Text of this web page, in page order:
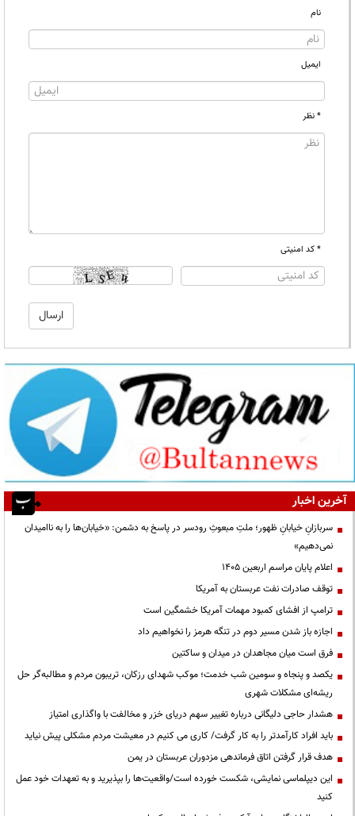
نام
ایمیل
* نظر
* کد امنیتی
آخرین اخبار
سربازانِ خیابانِ ظهور؛ ملتِ مبعوثِ رودسر در پاسخ به دشمن: «خیابان‌ها را به ناامیدان
نمی‌دهیم»
اعلام پایان مراسم اربعین ۱۴۰۵
توقف صادرات نفت عربستان به آمریکا
ترامپ از افشای کمبود مهمات آمریکا خشمگین است
اجازه باز شدن مسیر دوم در تنگه هرمز را نخواهیم داد
فرق است میان مجاهدان در میدان و ساکتین
یکصد و پنجاه و سومین شب خدمت؛ موکب شهدای رزکان، تریبون مردم و مطالبه‌گر حل
ریشه‌ای مشکلات شهری
هشدار حاجی دلیگانی درباره تغییر سهم دریای خزر و مخالفت با واگذاری امتیاز
باید افراد کارآمدتر را به کار گرفت/ کاری می کنیم در معیشت مردم مشکلی پیش نیاید
هدف قرار گرفتن اتاق‌ فرماندهی مزدوران عربستان در یمن
این دیپلماسی نمایشی، شکست خورده است/واقعیت‌ها را بپذیرید و به تعهدات خود عمل
کنید